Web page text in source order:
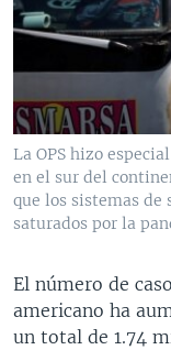
VENEZUELA
NICARAGUA
ECONOMÍA
TECNOLOGÍA
DEPORTES
CIENCIA Y SALUD
MULTIMEDIA
FOTOGRAFÍA
AUDIOS
EL MUNDO AL DÍA
FORO
VISIÓN 360
LAS CLAVES
RADIO
AVANCE
AUDIONOTICIAS
BUENOS DÍAS
EL MUNDO AL DÍA
FORO [RADIO]
DIRECT
DOCUMENTALES DE
Learning English
SÍGANOS
La OPS hizo
en el sur del
que los sistemas de
saturados por la
El número de
americano ha
un total de 1.74